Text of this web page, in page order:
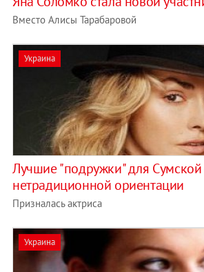
Вместо Алисы Тарабаровой
Украина
Лучшие "подружки" для Сумской
нетрадиционной ориентации
Призналась актриса
Украина